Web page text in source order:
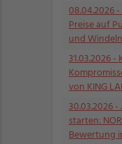
08.04.2026-
Preise auf
und
31.03.2026-
von KING
30.03.2026-
starten:
Bewertung